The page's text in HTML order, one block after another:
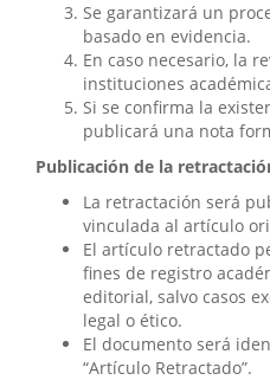
Se garantizará un
basado en evidencia.
En caso necesario, la
instituciones
Si se confirma la
publicará una nota
Publicación de la
La retractación será
vinculada al artículo
El artículo retractado
fines de registro
editorial, salvo casos
legal o ético.
El documento será
“Artículo Retractado”.